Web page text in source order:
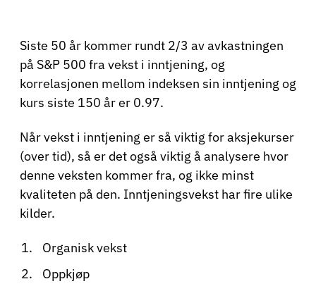
Siste 50 år kommer rundt 2/3 av avkastningen
på S&P 500 fra vekst i inntjening, og
korrelasjonen mellom indeksen sin inntjening og
kurs siste 150 år er 0.97.
Når vekst i inntjening er så viktig for aksjekurser
(over tid), så er det også viktig å analysere hvor
denne veksten kommer fra, og ikke minst
kvaliteten på den. Inntjeningsvekst har fire ulike
kilder.
Organisk vekst
Oppkjøp